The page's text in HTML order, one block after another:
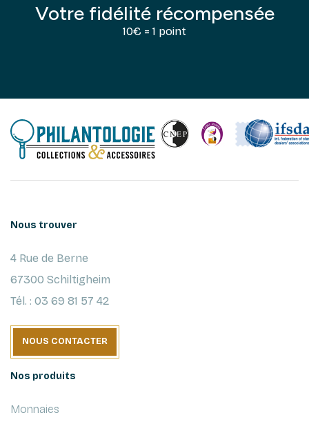
Votre fidélité récompensée
10€ = 1 point
Nous trouver
4 Rue de Berne
67300 Schiltigheim
Tél. : 03 69 81 57 42
NOUS CONTACTER
Nos produits
Monnaies